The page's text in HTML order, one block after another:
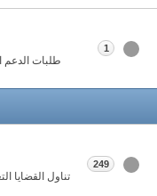
طلبات الدعم
1
تناول القضايا
249